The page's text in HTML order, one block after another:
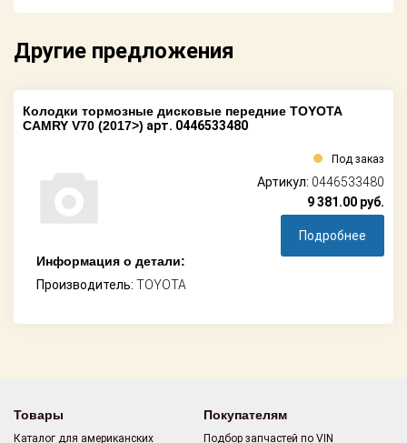
Акции
Новости
Как оформить
заказ
Другие предложения
Колодки тормозные дисковые передние TOYOTA
CAMRY V70 (2017>) арт. 0446533480
Информация о детали:
Производитель: TOYOTA
Под заказ
Артикул: 0446533480
9 381.00 руб.
Подробнее
Товары
Каталог для американских
Покупателям
Подбор запчастей по VIN